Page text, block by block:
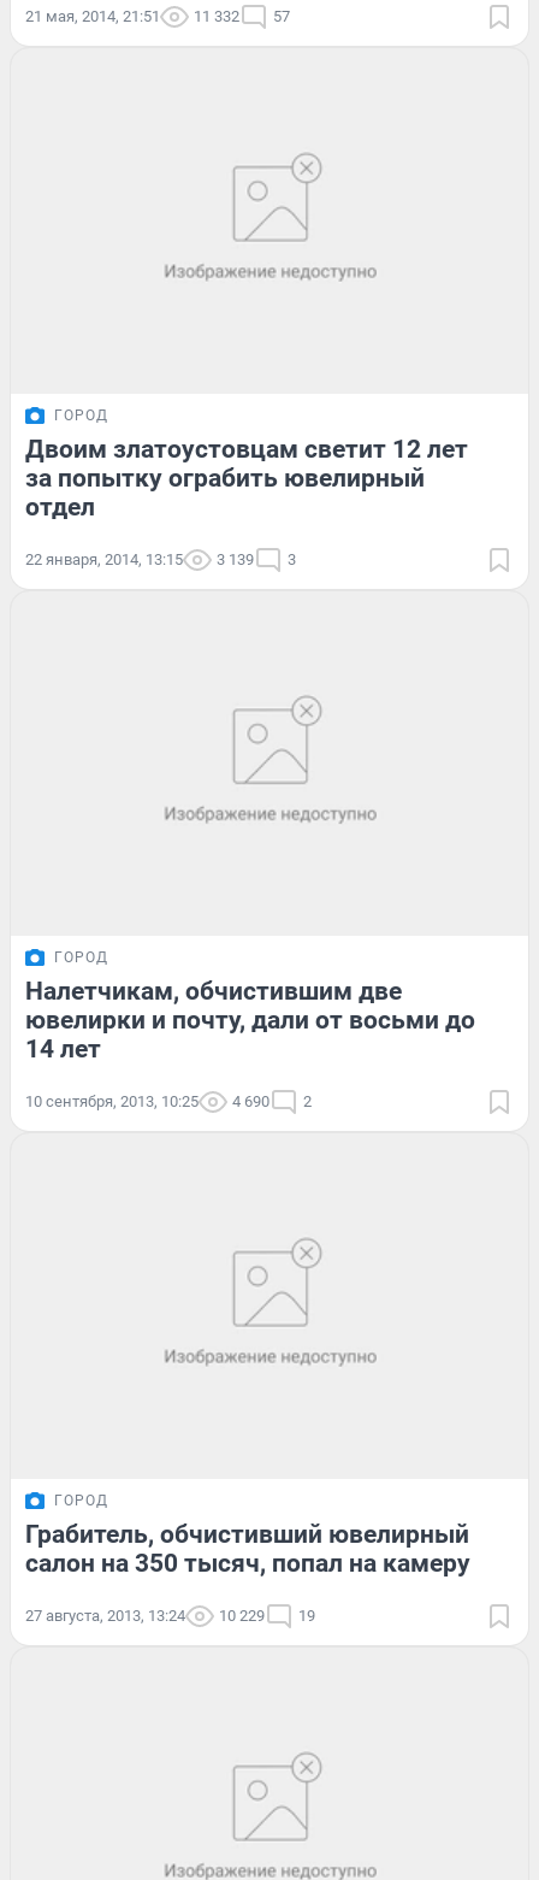
21 мая, 2014, 21:51 11 332 57
ГОРОД
Двоим златоустовцам светит 12 лет
за попытку ограбить ювелирный
отдел
22 января, 2014, 13:15 3 139 3
ГОРОД
Налетчикам, обчистившим две
ювелирки и почту, дали от восьми до
14 лет
10 сентября, 2013, 10:25 4 690 2
ГОРОД
Грабитель, обчистивший ювелирный
салон на 350 тысяч, попал на камеру
27 августа, 2013, 13:24 10 229 19